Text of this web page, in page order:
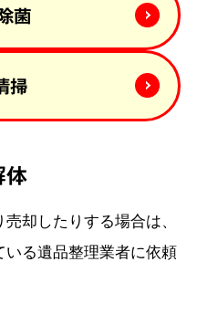
菌
掃
体
却したりする場合は、
る遺品整理業者に依頼